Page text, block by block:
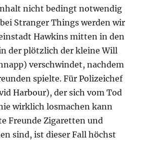
nicht bedingt notwendig
Stranger Things werden wir
Hawkins mitten in den
der plötzlich der kleine Will
verschwindet, nachdem
spielte. Für Polizeichef
Harbour), der sich vom Tod
wirklich losmachen kann
Freunde Zigaretten und
sind, ist dieser Fall höchst